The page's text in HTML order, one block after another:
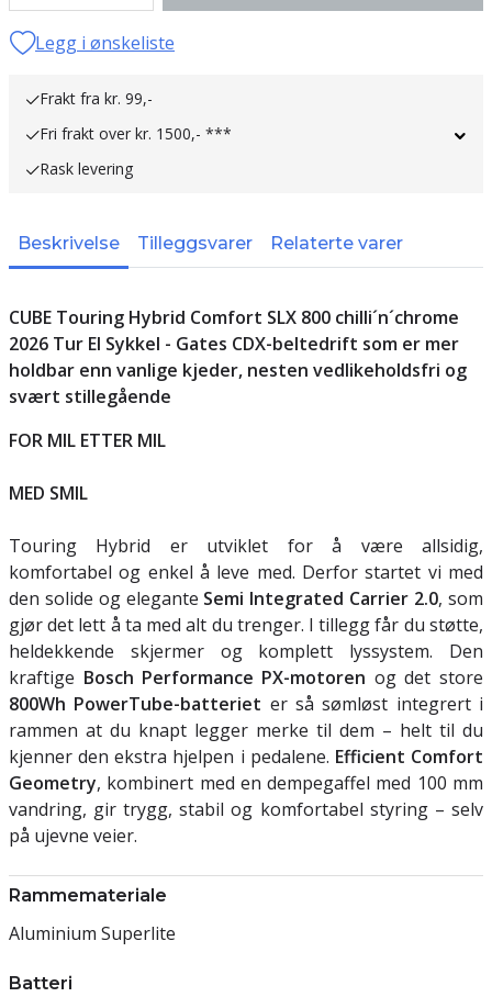
Legg i ønskeliste
Frakt fra kr. 99,-
Fri frakt over kr. 1500,- ***
Rask levering
Beskrivelse Tilleggsvarer Relaterte varer
CUBE Touring Hybrid Comfort SLX 800 chilli´n´chrome
2026 Tur El Sykkel - Gates CDX-beltedrift som er mer
holdbar enn vanlige kjeder, nesten vedlikeholdsfri og
svært stillegående
FOR MIL ETTER MIL
MED SMIL
Touring Hybrid er utviklet for å være allsidig,
komfortabel og enkel å leve med. Derfor startet vi med
den solide og elegante Semi Integrated Carrier 2.0, som
gjør det lett å ta med alt du trenger. I tillegg får du støtte,
heldekkende skjermer og komplett lyssystem. Den
kraftige Bosch Performance PX-motoren og det store
800Wh PowerTube-batteriet er så sømløst integrert i
rammen at du knapt legger merke til dem – helt til du
kjenner den ekstra hjelpen i pedalene. Efficient Comfort
Geometry, kombinert med en dempegaffel med 100 mm
vandring, gir trygg, stabil og komfortabel styring – selv
på ujevne veier.
Rammemateriale
Aluminium Superlite
Batteri